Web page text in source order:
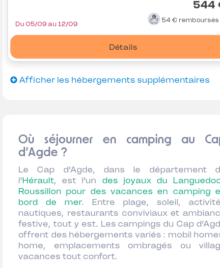
544
54 € remboursés
Détails
Du 05/09 au 12/09
Afficher les hébergements supplémentaires
Où séjourner en camping au
d’Agde ?
Le Cap d’Agde, dans le département
l’Hérault, est l’un des joyaux du
Roussillon pour des vacances en camping
bord de mer. Entre plage, soleil,
nautiques, restaurants conviviaux et
festive, tout y est. Les campings du Cap
offrent des hébergements variés : mobil
home, emplacements ombragés ou
vacances tout confort.